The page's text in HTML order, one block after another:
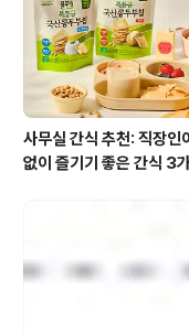
사무실 간식 추천: 직장인
없이 즐기기 좋은 간식 3